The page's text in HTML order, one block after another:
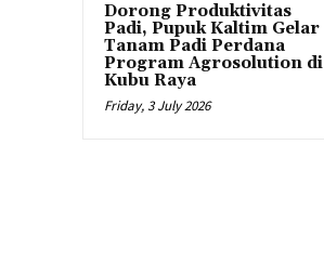
Dorong Produktivitas
Padi, Pupuk Kaltim Gelar
Tanam Padi Perdana
Program Agrosolution di
Kubu Raya
Friday, 3 July 2026